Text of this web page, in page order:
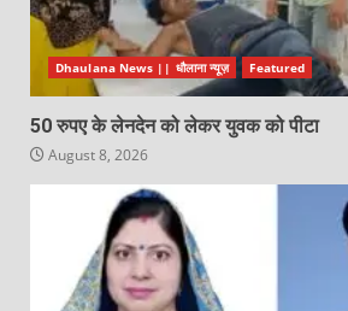
Dhaulana News || धौलाना न्यूज़ Featured
50 रुपए के लेनदेन को लेकर युवक को पीटा
August 8, 2026